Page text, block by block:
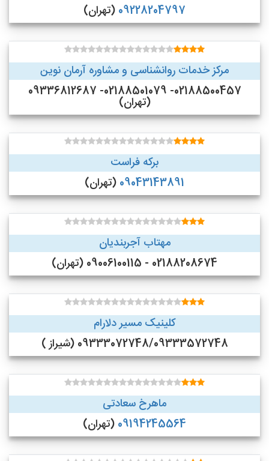
09228204797 (تهران)
مرکز خدمات روانشناسی و مشاوره آرمان نوین
02188500457- 02188501079- 09336812687
(تهران)
برکه فراست
09043143891 (تهران)
مهتاب آجربندیان
02188208674 - 09006100115 (تهران)
کلینیک مسیر دلارام
09333072748/09333572748 (شیراز )
ماهرخ سعادتی
09194245564 (تهران)